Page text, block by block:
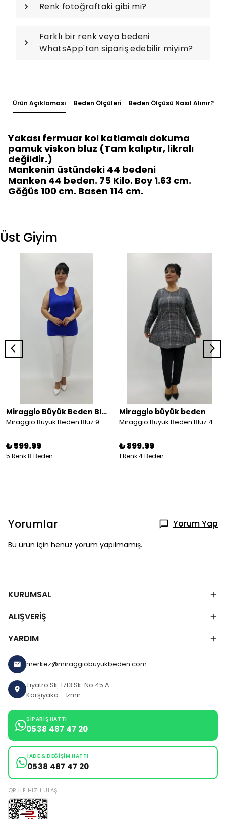
Renk fotoğraftaki gibi mi?
Farklı bir renk veya bedeni
WhatsApp'tan sipariş edebilir miyim?
Ürün Açıklaması Beden Ölçüleri Beden Ölçüsü Nasıl Alınır?
Yakası fermuar kol katlamalı dokuma
pamuk viskon bluz (Tam kalıptır, likralı
değildir.)
Mankenin üstündeki 44 bedeni
Manken 44 beden. 75 Kilo. Boy 1.63 cm.
Göğüs 100 cm. Basen 114 cm.
Üst Giyim
Miraggio Büyük Beden Bluz
Miraggio Büyük Beden Bluz 98409
₺ 599.99
5 Renk 8 Beden
Miraggio büyük beden
Miraggio Büyük Beden Bluz 4308 ANTRASİT
₺ 899.99
1 Renk 4 Beden
Yorumlar Yorum Yap
Bu ürün için henüz yorum yapılmamış.
KURUMSAL
ALIŞVERİŞ
YARDIM
merkez@miraggiobuyukbeden.com
Tiyatro Sk: 1713 Sk: No:45 A
Karşıyaka - İzmir
SIPARIŞ HATTI
0538 487 47 20
İADE & DEĞIŞIM HATTI
0538 487 47 20
QR ILE HIZLI ULAŞ